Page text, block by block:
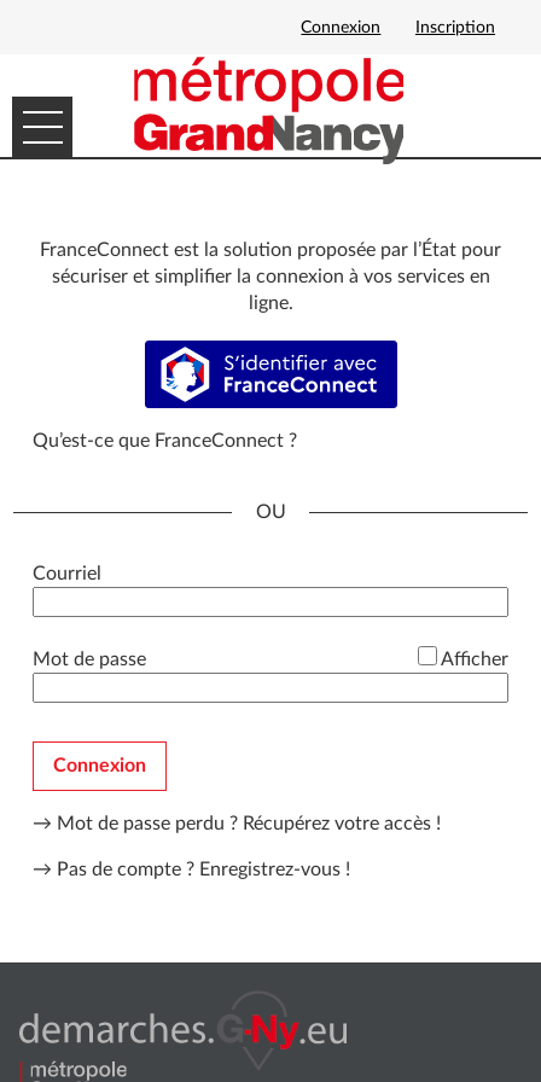
Connexion Inscription
Ouvrir le menu
MES DEMANDES
FranceConnect est la solution proposée par l’État pour
sécuriser et simplifier la connexion à vos services en
ligne.
S’identifier avec FranceConnect
Qu’est-ce que FranceConnect ?
Courriel
Mot de passe Afficher
Connexion
→ Mot de passe perdu ? Récupérez votre accès !
→ Pas de compte ? Enregistrez-vous !